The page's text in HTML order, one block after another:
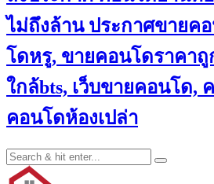
ไม่ถึงล้าน ประกาศขายค
โดหรู, ขายคอนโดราคา
ใกล้bts, เว็บขายคอนโด,
คอนโดห้องเปล่า